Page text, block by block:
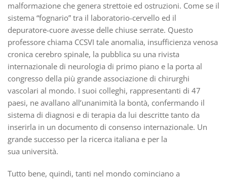
malformazione che genera strettoie ed ostruzioni. Come se il
sistema “fognario” tra il laboratorio-cervello ed il
depuratore-cuore avesse delle chiuse serrate. Questo
professore chiama CCSVI tale anomalia, insufficienza venosa
cronica cerebro spinale, la pubblica su una rivista
internazionale di neurologia di primo piano e la porta al
congresso della più grande associazione di chirurghi
vascolari al mondo. I suoi colleghi, rappresentanti di 47
paesi, ne avallano all’unanimità la bontà, confermando il
sistema di diagnosi e di terapia da lui descritte tanto da
inserirla in un documento di consenso internazionale. Un
grande successo per la ricerca italiana e per la
sua università.
Tutto bene, quindi, tanti nel mondo cominciano a